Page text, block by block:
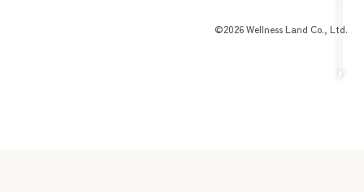
©2026 Wellness Land Co., Ltd.